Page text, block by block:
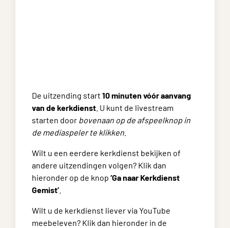
De uitzending start 10 minuten vóór aanvang
van de kerkdienst . U kunt de livestream
starten door bovenaan op de afspeelknop in
de mediaspeler te klikken
Wilt u een eerdere kerkdienst bekijken of
andere uitzendingen volgen? Klik dan
hieronder op de knop ‘Ga naar Kerkdienst
Gemist’
Wilt u de kerkdienst liever via YouTube
meebeleven? Klik dan hieronder in de